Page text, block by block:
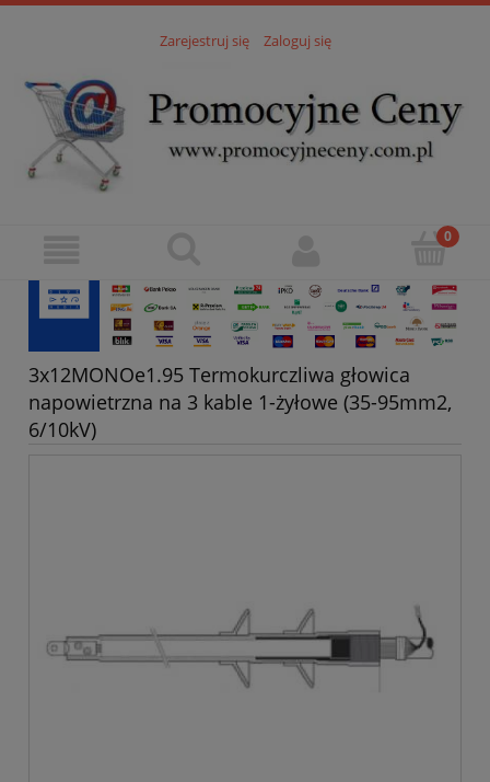
Zarejestruj się Zaloguj się
3x12MONOe1.95 Termokurczliwa głowica
napowietrzna na 3 kable 1-żyłowe (35-95mm2,
6/10kV)